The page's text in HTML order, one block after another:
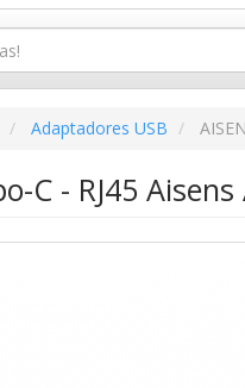
Adaptadores USB
C - RJ45